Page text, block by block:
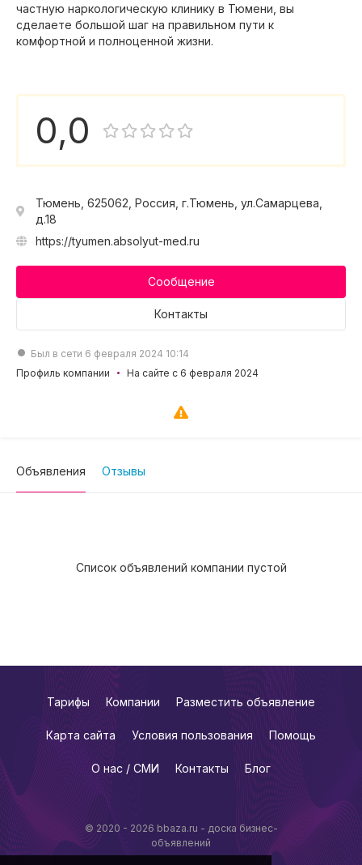
частную наркологическую клинику в Тюмени, вы
сделаете большой шаг на правильном пути к
комфортной и полноценной жизни.
0,0
Тюмень, 625062, Россия, г.Тюмень, ул.Самарцева,
д.18
https://tyumen.absolyut-med.ru
Сообщение
Контакты
Был в сети 6 февраля 2024 10:14
Профиль компании
На сайте с 6 февраля 2024
Объявления Отзывы
Список объявлений компании пустой
© 2020 - 2026 bbaza.ru - доска бизнес-
объявлений
Тарифы Компании Разместить объявление
Карта сайта Условия пользования Помощь
О нас / СМИ Контакты Блог